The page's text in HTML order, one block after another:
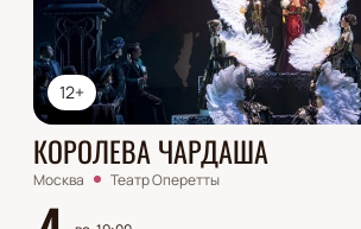
12+
КОРОЛЕВА ЧАРДАША
Москва Театр Оперетты